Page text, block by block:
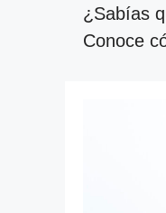
¿Sabías
Conoce